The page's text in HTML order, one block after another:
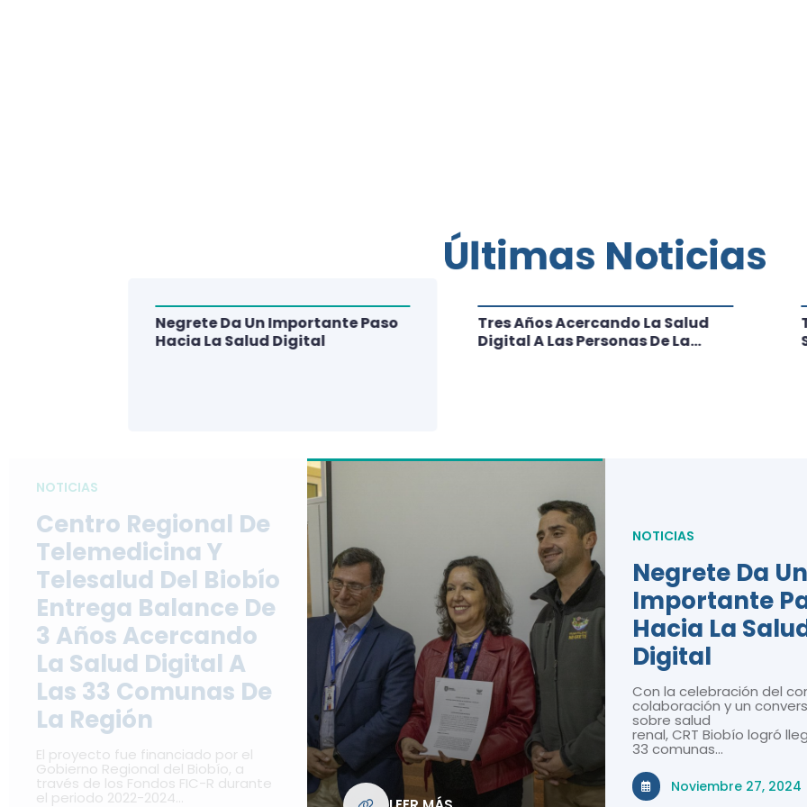
NOTICIAS
Centro Regional De
Telemedicina Y
Telesalud Del Biobío
Entrega Balance De
3 Años Acercando
La Salud Digital A
Las 33 Comunas De
La Región
El proyecto fue financiado por el
Gobierno Regional del Biobío, a
través de los Fondos FIC-R durante
el periodo 2022-2024…
NOTICIAS
Negrete Da Un
Importante
Hacia La
Digital
Con la celebración del
colaboración y un
sobre salud
renal, CRT Biobío logró
33 comunas…
Noviembre 27, 2024
Negrete Da Un Importante Paso
Hacia La Salud Digital
Tres Años Acercando La Salud
Digital A Las Personas De La
Últimas Noticias